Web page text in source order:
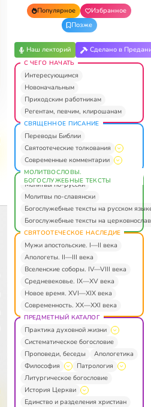
Популярное
Избранное
Позже
Наш лекторий Сделано в
С ЧЕГО НАЧАТЬ
Интересующимся
Новоначальным
Приходским работникам
Регентам, певчим, клирошанам
СВЯЩЕННОЕ ПИСАНИЕ
Переводы Библии
Святоотеческие толкования
Современные комментарии
МОЛИТВОСЛОВЫ.
БОГОСЛУЖЕБНЫЕ ТЕКСТЫ
Молитвы по-русски
Молитвы по-славянски
Богослужебные тексты на русском
Богослужебные тексты на
СВЯТООТЕЧЕСКОЕ НАСЛЕДИЕ
Мужи апостольские. I—II века
Апологеты. II—III века
Вселенские соборы. IV—VIII века
Средневековье. IX—XV века
Новое время. XVI—XIX века
Современность. XX—XXI века
ПРЕДМЕТНЫЙ КАТАЛОГ
Практика духовной жизни
Систематическое богословие
Проповеди, беседы
Апологетика
Философия
Патрология
Литургическое богословие
История Церкви
Единство и разделения христиан